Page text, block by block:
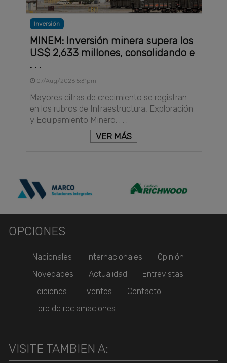
Inversión
MINEM: Inversión minera supera los
US$ 2,633 millones, consolidando e
. . .
07/Aug/2026 5:31pm
Mayores cifras de crecimiento se registran
en los rubros de Infraestructura, Exploración
y Equipamiento Minero. . . .
VER MÁS
OPCIONES
Nacionales Internacionales
Opinión
Novedades
Actualidad
Entrevistas
Ediciones
Eventos
Contacto
Libro de reclamaciones
VISITE TAMBIEN A: